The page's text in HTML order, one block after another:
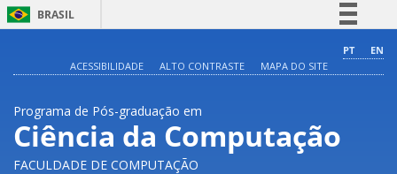
BRASIL
Comunica BR
Acesso à informação
Legislação
PT
EN
ACESSIBILIDADE
ALTO CONTRASTE MAPA DO SITE
Programa de Pós-graduação em
Ciência da Computação
FACULDADE DE COMPUTAÇÃO